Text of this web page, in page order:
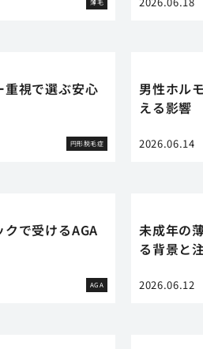
重視で選ぶ安心
円形脱毛症
男性ホル
える影響
2026.06.14
で受けるAGA
AGA
未成年の
る背景と
2026.06.12